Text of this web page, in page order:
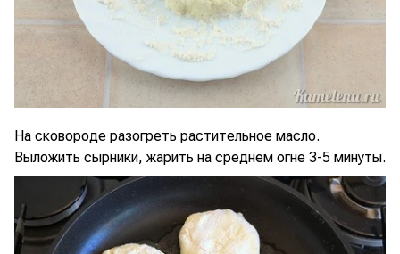
На сковороде разогреть растительное масло.
Выложить сырники, жарить на среднем огне 3-5 минуты.